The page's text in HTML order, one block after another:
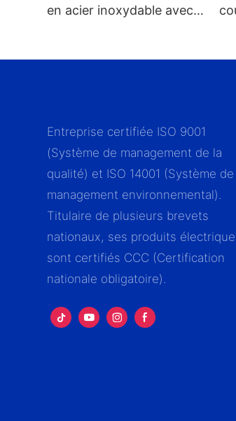
en acier inoxydable avec
Entreprise certifiée ISO 9001
(Système de management de la
qualité) et ISO 14001 (Système de
management environnemental).
Titulaire de plusieurs brevets
nationaux, ses produits
sont certifiés CCC (Certification
nationale obligatoire).